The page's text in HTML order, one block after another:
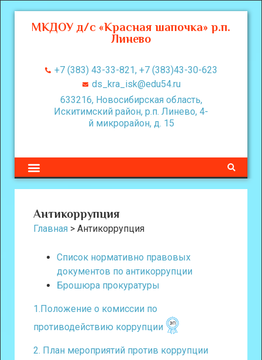
МКДОУ д/с «Красная шапочка» р.п.
Линево
+7 (383) 43-33-821, +7 (383)43-30-623
ds_kra_isk@edu54.ru
633216, Новосибирская область,
Искитимский район, р.п. Линево, 4-
й микрорайон, д. 15
Антикоррупция
Главная > Антикоррупция
Список нормативно правовых
документов по антикоррупции
Брошюра прокуратуры
1.Положение о комиссии по
противодействию коррупции
2. План мероприятий против коррупции